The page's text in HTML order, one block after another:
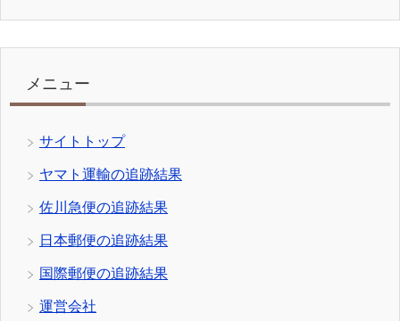
メニュー
サイトトップ
ヤマト運輸の追跡結果
佐川急便の追跡結果
日本郵便の追跡結果
国際郵便の追跡結果
運営会社